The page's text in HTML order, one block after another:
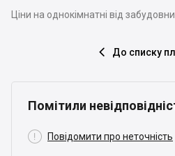
Ціни на однокімнатні від
 До списку
Помітили
 Повідомити про неточність